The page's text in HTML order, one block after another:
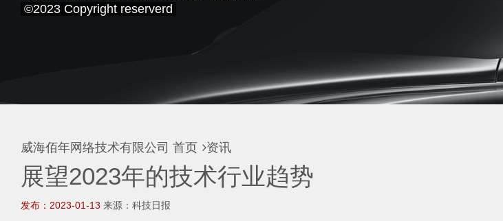
©2023 Copyright reserverd
威海佰年网络技术有限公司 首页 资讯
展望2023年的技术行业趋势
发布：2023-01-13 来源：科技日报